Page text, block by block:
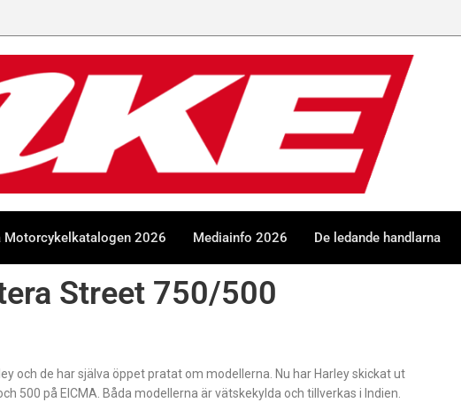
Motorcykelkatalogen 2026 Mediainfo 2026 De ledande handlarna
Street 750/500
och de har själva öppet pratat om modellerna. Nu har Harley skickat ut
500 på EICMA. Båda modellerna är vätskekylda och tillverkas i Indien.